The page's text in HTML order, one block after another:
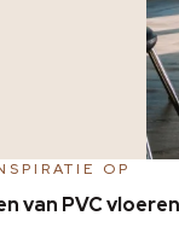
OP
van PVC vloeren